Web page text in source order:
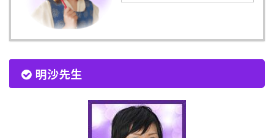
明沙先生